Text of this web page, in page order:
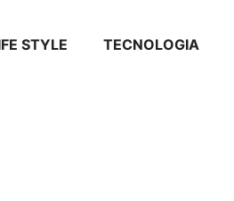
STYLE TECNOLOGIA